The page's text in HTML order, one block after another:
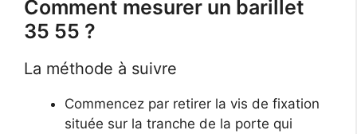
Comment mesurer un barillet
35 55 ?
La méthode à suivre
Commencez par retirer la vis de fixation
située sur la tranche de la porte qui